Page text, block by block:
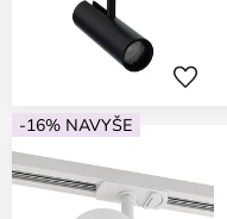
-16% NAVYŠE